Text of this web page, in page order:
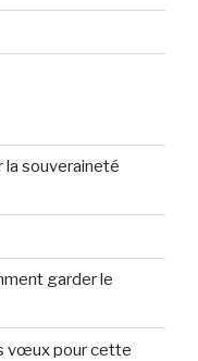
la souveraineté
garder le
vœux pour cette